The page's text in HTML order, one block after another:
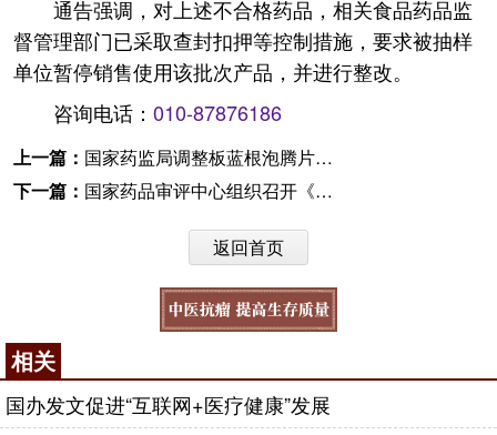
通告强调，对上述不合格药品，相关食品药品监
督管理部门已采取查封扣押等控制措施，要求被抽样
单位暂停销售使用该批次产品，并进行整改。
咨询电话： 010-87876186
上一篇： 国家药监局调整板蓝根泡腾片等为非处方药
下一篇： 国家药品审评中心组织召开《中药药源性肝损伤临床评价指导原则（草案）》专家审议会
返回首页
相关
国办发文促进“互联网+医疗健康”发展